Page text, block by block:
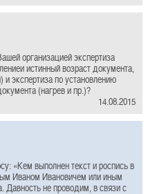
организацией экспертиза
истинный возраст документа,
и экспертиза по установлению
(нагрев и пр.)?
14.08.2015
«Кем выполнен текст и роспись в
Иваном Ивановичем или иным
Давность не проводим, в связи с